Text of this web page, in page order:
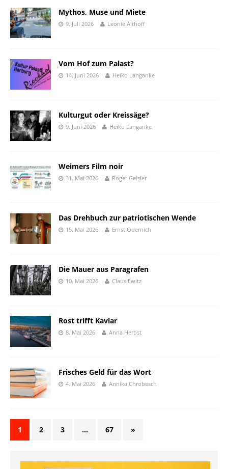
Mythos, Muse und Miete
9. Juli 2026 Leonie Althoff
Vom Hof zum Palast?
14. Juni 2026 Heiko Langanke
Kulturgut oder Kreissäge?
9. Juni 2026 Heiko Langanke
Weimers Film noir
31. Mai 2026 Roger Geisler
Das Drehbuch zur patriotischen Wende
15. Mai 2026 Ernst Odernich
Die Mauer aus Paragrafen
10. Mai 2026 Claus Ewitz
Rost trifft Kaviar
8. Mai 2026 Anna Herbst
Frisches Geld für das Wort
4. Mai 2026 Annika Chrobesch
1 2 3 … 67 »